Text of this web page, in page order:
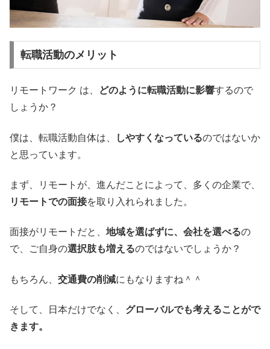
転職活動のメリット
リモートワーク は、 どのように転職活動に影響するので
しょうか？
僕は、転職活動自体は、 しやすくなっているのではないか
と思っています。
まず、リモートが、進んだことによって、多くの企業で、
リモートでの面接を取り入れられました。
面接がリモートだと、 地域を選ばずに、会社を選べるの
で、ご自身の選択肢も増えるのではないでしょうか？
もちろん、 交通費の削減にもなりますね＾＾
そして、日本だけでなく、 グローバルでも考えることがで
きます。